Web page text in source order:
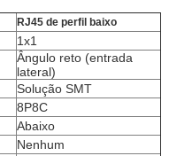
RJ45 de perfil baixo
1x1
Ângulo reto (entrada
lateral)
Solução SMT
8P8C
Abaixo
Nenhum